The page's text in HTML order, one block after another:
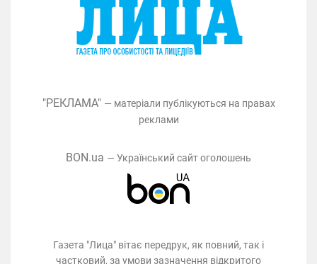
"РЕКЛАМА" — матеріали публікуються на правах
реклами
BON.ua — Український сайт оголошень
Газета "Лица" вітає передрук, як повний, так і
частковий, за умови зазначення відкритого